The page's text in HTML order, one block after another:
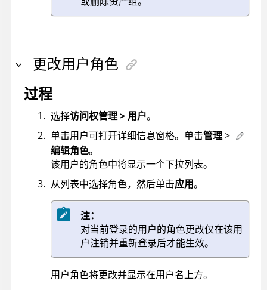
更改用户角色
过程
选择访问权管理 > 用户。
单击用户可打开详细信息窗格。单击管理>
编辑角色。
该用户的角色中将显示一个下拉列表。
从列表中选择角色，然后单击应用。
注：
对当前登录的用户的角色更改仅在该用
户注销并重新登录后才能生效。
用户角色将更改并显示在用户名上方。